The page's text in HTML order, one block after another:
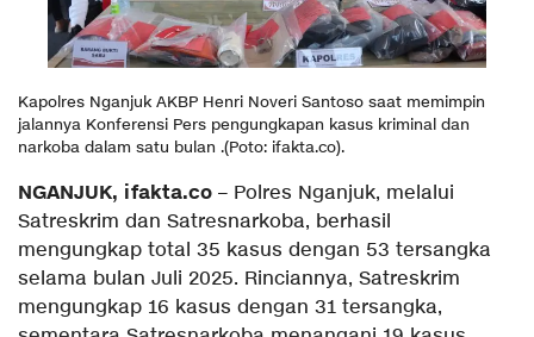
Kapolres Nganjuk AKBP Henri Noveri Santoso saat memimpin
jalannya Konferensi Pers pengungkapan kasus kriminal dan
narkoba dalam satu bulan .(Poto: ifakta.co).
NGANJUK, ifakta.co – Polres Nganjuk, melalui
Satreskrim dan Satresnarkoba, berhasil
mengungkap total 35 kasus dengan 53 tersangka
selama bulan Juli 2025. Rinciannya, Satreskrim
mengungkap 16 kasus dengan 31 tersangka,